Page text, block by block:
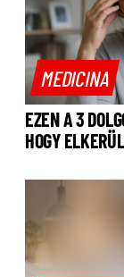
MEDICINA
EZEN A 3
HOGY